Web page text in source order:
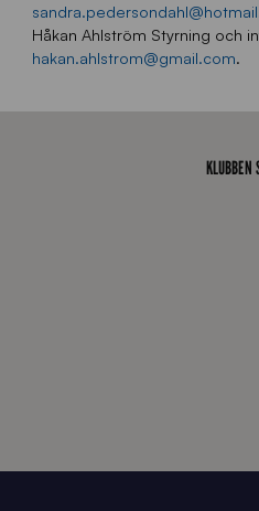
Håkan Ahlström Styrning och
hakan.ahlstrom@gmail.com.
KLUBBEN